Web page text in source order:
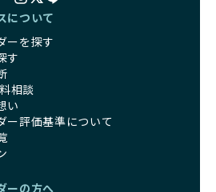
環境づくりに全力を注いでいま
抑えた繁殖計画、栄養バランスが
びのびと動ける適度な運動環境、
康管理まで徹底しています。
を通じてお迎えする子犬は、元
ることが大きな魅力です。
しつけをスムーズにする重要なポ
のブリーダーは、母犬や兄弟
た流行に流されず、ワンちゃんの
す。特に小さいワンちゃんやレア
合は、健康リスクを十分に理解
ついて丁寧に説明しています。食
長に必要な栄養を確保するなど、
した繁殖を心がけています。
の詳細はこちら
たワンちゃんたちのことを指しま
について
ーを探す
す
相談
い
ー評価基準について
ーの方へ